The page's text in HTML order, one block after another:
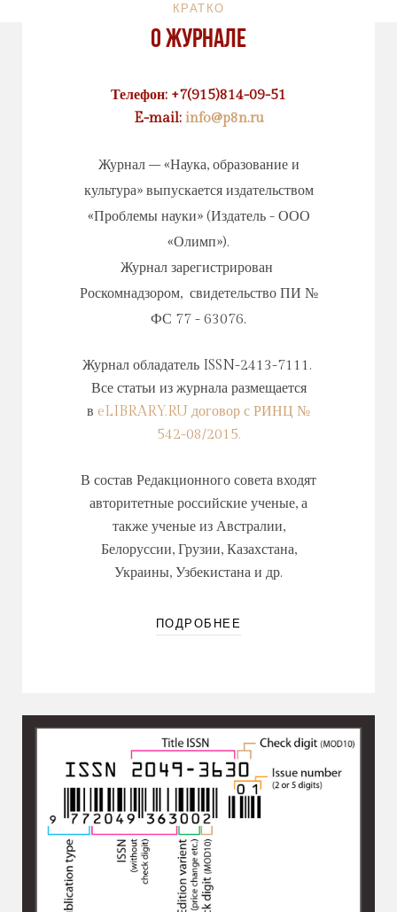
КРАТКО
О журнале
Телефон: +7(915)814-09-51
E-mail: info@p8n.ru
Журнал – «Наука, образование и
культура» выпускается издательством
«Проблемы науки» (Издатель - ООО
«Олимп»).
Журнал зарегистрирован
Роскомнадзором, свидетельство ПИ №
ФС 77 - 63076.
Журнал обладатель ISSN-2413-7111.
Все статьи из журнала размещается
в eLIBRARY.RU договор с РИНЦ №
542-08/2015.
В состав Редакционного совета входят
авторитетные российские ученые, а
также ученые из Австралии,
Белоруссии, Грузии, Казахстана,
Украины, Узбекистана и др.
ПОДРОБНЕЕ
Роскомнадзор, ISSN, РИНЦ, РИФ